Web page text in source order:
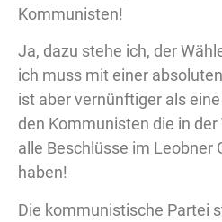
Kommunisten!
Ja, dazu stehe ich, der
ich muss mit einer
ist aber vernünftiger als
den Kommunisten die in
alle Beschlüsse im Leobner
haben!
Die kommunistische Partei